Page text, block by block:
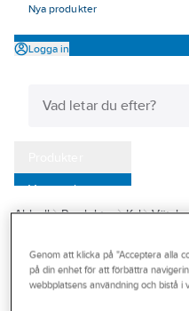
Nya produkter
Logga in
Varumärken
Outlet
Branscher
Ahlsell Produkter Kyl
Genom att klicka på "Acceptera alla
på din enhet för att förbättra
webbplatsens användning och bistå i